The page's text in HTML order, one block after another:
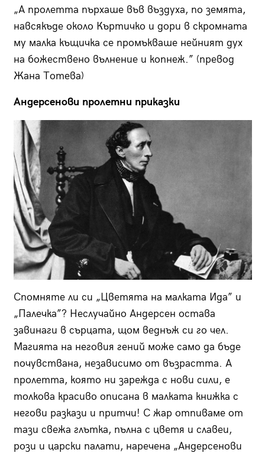
„А пролетта пърхаше във въздуха, по земята,
навсякъде около Къртичко и дори в скромната
му малка къщичка се промъкваше нейният дух
на божествено вълнение и копнеж.” (превод
Жана Тотева)
Андерсенови пролетни приказки
Спомняте ли си „Цветята на малката Ида” и
„Палечка”? Неслучайно Андерсен остава
завинаги в сърцата, щом веднъж си го чел.
Магията на неговия гений може само да бъде
почувствана, независимо от възрастта. А
пролетта, която ни зарежда с нови сили, е
толкова красиво описана в малката книжка с
негови разкази и притчи! С жар отпиваме от
тази свежа глътка, пълна с цветя и славеи,
рози и царски палати, наречена „Андерсенови